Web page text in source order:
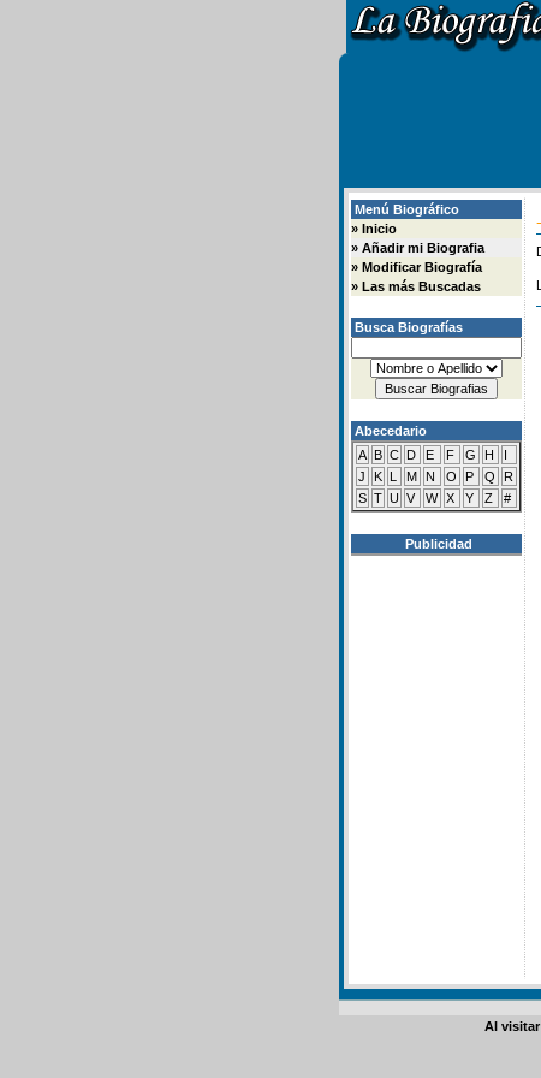
Menú Biográfico
» Inicio
» Añadir mi Biografia
» Modificar Biografía
» Las más Buscadas
Busca Biografías
Abecedario
A B C D E F G H
I
J
K L M N O P Q
R
S T U V W X Y Z #
Publicidad
Al